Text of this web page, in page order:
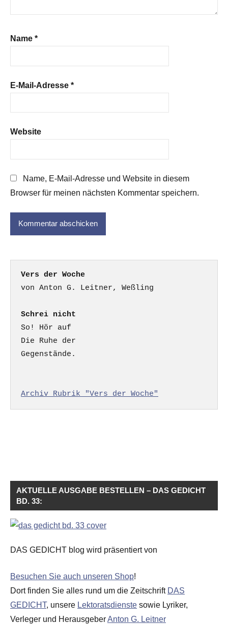
Name *
E-Mail-Adresse *
Website
Name, E-Mail-Adresse und Website in diesem
Browser für meinen nächsten Kommentar speichern.
Vers der Woche
Schrei nicht
So! Hör auf
Die Ruhe der
Gegenstände.
Archiv Rubrik "Vers der Woche"
AKTUELLE AUSGABE BESTELLEN – DAS GEDICHT
BD. 33:
DAS GEDICHT blog wird präsentiert von
Besuchen Sie auch unseren Shop!
Dort finden Sie alles rund um die Zeitschrift DAS
GEDICHT, unsere Lektoratsdienste sowie Lyriker,
Verleger und HerausgeberAnton G. Leitner